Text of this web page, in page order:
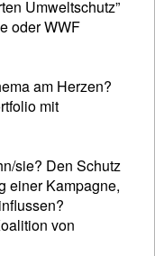
Umweltschutz”
oder WWF
am Herzen?
mit
sie? Den Schutz
einer Kampagne,
von